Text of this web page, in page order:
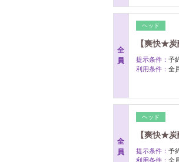
全
員
ヘッド
【爽快★
提示条件： 予
利用条件： 全
全
員
ヘッド
【爽快★
提示条件： 予
利用条件： 全